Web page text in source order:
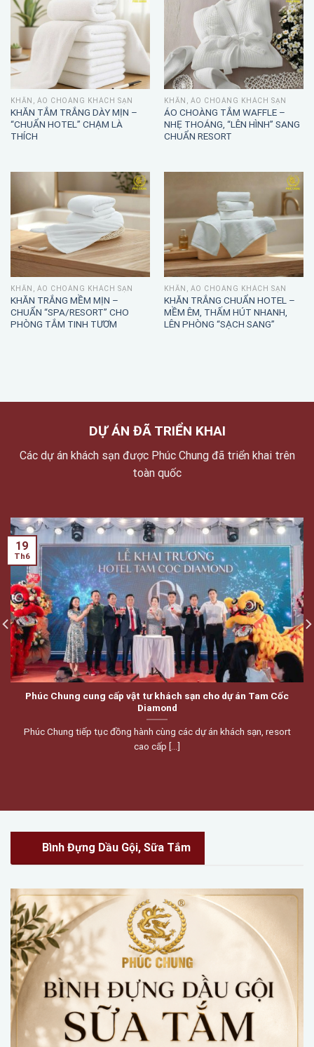
KHĂN, ÁO CHOÀNG KHÁCH SẠN
KHĂN TẮM TRẮNG DÀY MỊN –
“CHUẨN HOTEL” CHẠM LÀ
THÍCH
KHĂN, ÁO CHOÀNG KHÁCH SẠN
ÁO CHOÀNG TẮM WAFFLE –
NHẸ THOÁNG, “LÊN HÌNH” SANG
CHUẨN RESORT
KHĂN, ÁO CHOÀNG KHÁCH SẠN
KHĂN TRẮNG MỀM MỊN –
CHUẨN “SPA/RESORT” CHO
PHÒNG TẮM TINH TƯƠM
KHĂN, ÁO CHOÀNG KHÁCH SẠN
KHĂN TRẮNG CHUẨN HOTEL –
MỀM ÊM, THẤM HÚT NHANH,
LÊN PHÒNG “SẠCH SANG”
DỰ ÁN ĐÃ TRIỂN KHAI
Các dự án khách sạn được Phúc Chung đã triển khai trên
toàn quốc
Phúc Chung cung cấp vật tư khách sạn cho dự án Tam Cốc
Diamond
Phúc Chung tiếp tục đồng hành cùng các dự án khách sạn, resort
cao cấp [...]
19
Th6
Bình Đựng Dầu Gội, Sữa Tắm